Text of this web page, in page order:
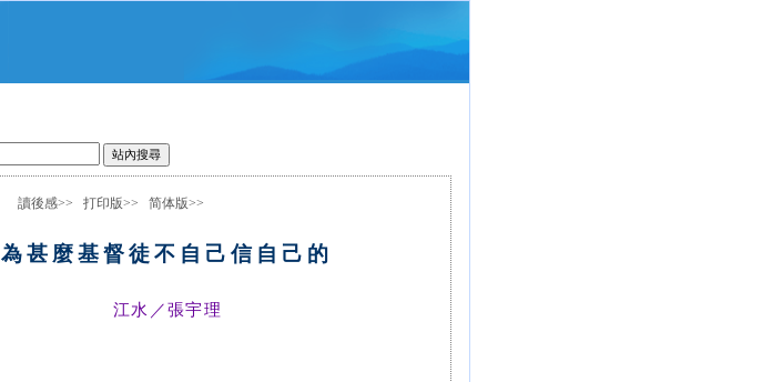
讀後感>> 打印版>> 简体版>>
為甚麼基督徒不自己信自己的
江水／張宇理